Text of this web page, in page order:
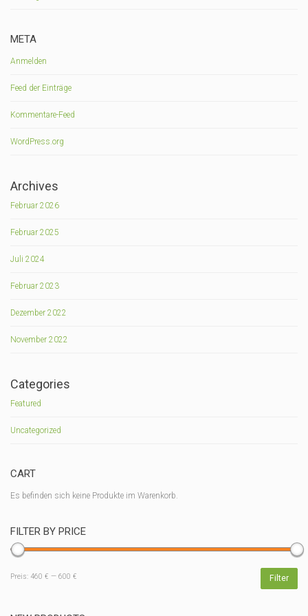
META
Anmelden
Feed der Einträge
Kommentare-Feed
WordPress.org
Archives
Februar 2026
Februar 2025
Juli 2024
Februar 2023
Dezember 2022
November 2022
Categories
Featured
Uncategorized
CART
Es befinden sich keine Produkte im Warenkorb.
FILTER BY PRICE
Min.
Max.
Filter
Preis: 460 € — 600 €